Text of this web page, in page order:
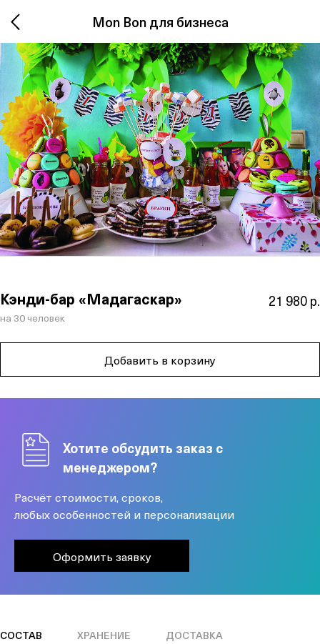
Mon Bon для бизнеса
Кэнди-бар «Мадагаскар» 21 980 р.
на 30 человек
Добавить в корзину
Хотите обсудить заказ с
менеджером?
Расчёт стоимости, сроков,
любых особенностей и персонализации
Оформить заявку
СОСТАВ ХРАНЕНИЕ ДОСТАВКА